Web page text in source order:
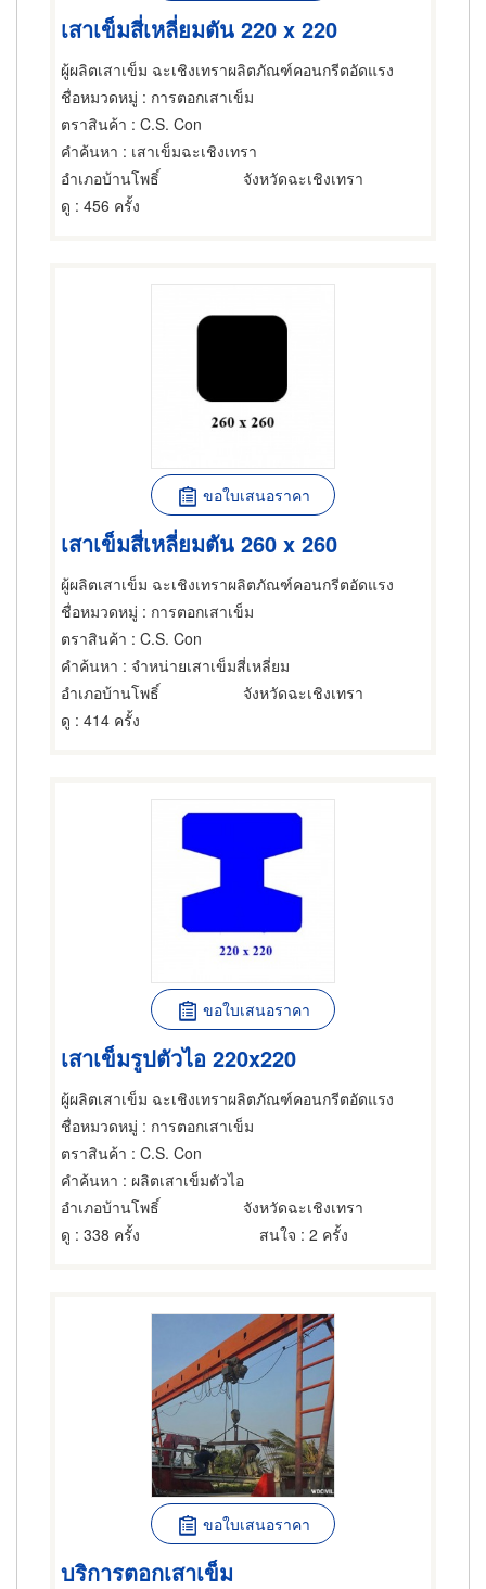
เสาเข็มสี่เหลี่ยมตัน 220 x 220
ผู้ผลิตเสาเข็ม ฉะเชิงเทราผลิตภัณฑ์คอนกรีตอัดแรง
ชื่อหมวดหมู่ : การตอกเสาเข็ม
ตราสินค้า : C.S. Con
คำค้นหา : เสาเข็มฉะเชิงเทรา
อำเภอบ้านโพธิ์
จังหวัดฉะเชิงเทรา
ดู : 456 ครั้ง
ขอใบเสนอราคา
เสาเข็มสี่เหลี่ยมตัน 260 x 260
ผู้ผลิตเสาเข็ม ฉะเชิงเทราผลิตภัณฑ์คอนกรีตอัดแรง
ชื่อหมวดหมู่ : การตอกเสาเข็ม
ตราสินค้า : C.S. Con
คำค้นหา : จำหน่ายเสาเข็มสี่เหลี่ยม
อำเภอบ้านโพธิ์
จังหวัดฉะเชิงเทรา
ดู : 414 ครั้ง
ขอใบเสนอราคา
เสาเข็มรูปตัวไอ 220x220
ผู้ผลิตเสาเข็ม ฉะเชิงเทราผลิตภัณฑ์คอนกรีตอัดแรง
ชื่อหมวดหมู่ : การตอกเสาเข็ม
ตราสินค้า : C.S. Con
คำค้นหา : ผลิตเสาเข็มตัวไอ
อำเภอบ้านโพธิ์
จังหวัดฉะเชิงเทรา
ดู : 338 ครั้ง สนใจ : 2 ครั้ง
ขอใบเสนอราคา
บริการตอกเสาเข็ม